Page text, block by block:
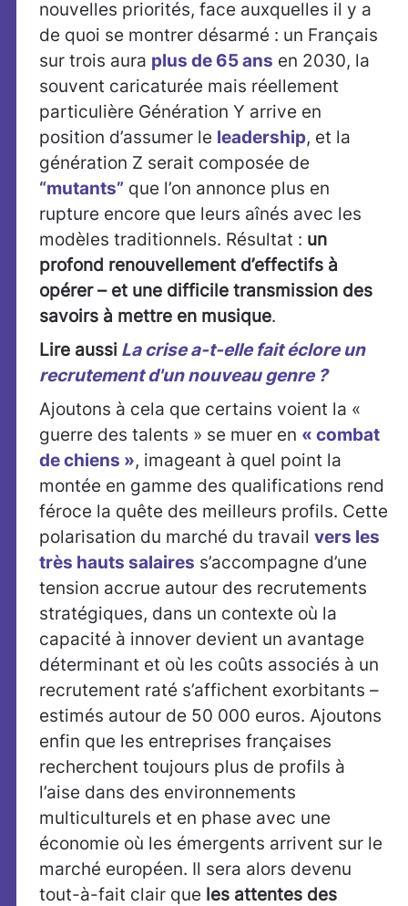
nouvelles priorités, face auxquelles il y a
de quoi se montrer désarmé : un Français
sur trois aura plus de 65 ans en 2030, la
souvent caricaturée mais réellement
particulière Génération Y arrive en
position d’assumer le leadership, et la
génération Z serait composée de
“mutants” que l’on annonce plus en
rupture encore que leurs aînés avec les
modèles traditionnels. Résultat : un
profond renouvellement d’effectifs à
opérer – et une difficile transmission des
savoirs à mettre en musique.
Lire aussi La crise a-t-elle fait éclore un
recrutement d'un nouveau genre ?
Ajoutons à cela que certains voient la «
guerre des talents » se muer en « combat
de chiens », imageant à quel point la
montée en gamme des qualifications rend
féroce la quête des meilleurs profils. Cette
polarisation du marché du travail vers les
très hauts salaires s’accompagne d’une
tension accrue autour des recrutements
stratégiques, dans un contexte où la
capacité à innover devient un avantage
déterminant et où les coûts associés à un
recrutement raté s’affichent exorbitants –
estimés autour de 50 000 euros. Ajoutons
enfin que les entreprises françaises
recherchent toujours plus de profils à
l’aise dans des environnements
multiculturels et en phase avec une
économie où les émergents arrivent sur le
marché européen. Il sera alors devenu
tout-à-fait clair que les attentes des